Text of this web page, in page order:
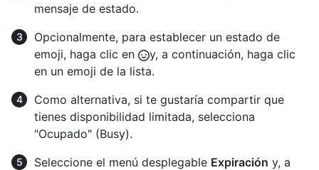
mensaje de estado.
Opcionalmente, para establecer un estado de
emoji, haga clic en
y, a continuación, haga clic
en un emoji de la lista.
Como alternativa, si te gustaría compartir que
tienes disponibilidad limitada, selecciona
"Ocupado" (Busy).
Seleccione el menú desplegable Expiración y, a